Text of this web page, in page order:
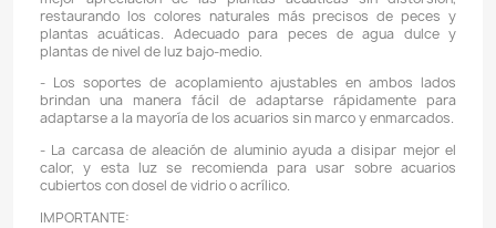
mejorados. Combinación de LEDs blancos, azules,
para el crecimiento de las plantas
- La gama de colores perfectamente coordinados
vitalidad de sus peces y asegura un crecimiento
plantas en su acuario.
- El temporizador de doble canal está disponible para
amanecer y un atardecer suaves para sus
temporizador puede controlar el canal 1 (LED